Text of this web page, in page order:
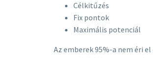
Célkitűzés
Fix pontok
Maximális potenciál
Az emberek 95%-a nem éri